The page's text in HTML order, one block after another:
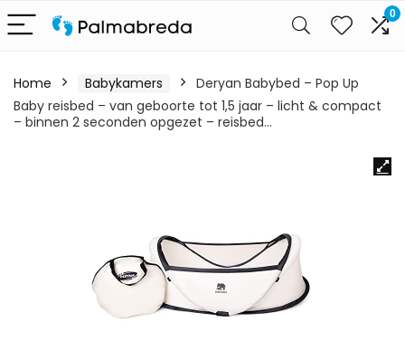
0
Home Babykamers
Deryan Babybed – Pop Up
Baby reisbed – van geboorte tot 1,5 jaar – licht & compact
– binnen 2 seconden opgezet – reisbed…